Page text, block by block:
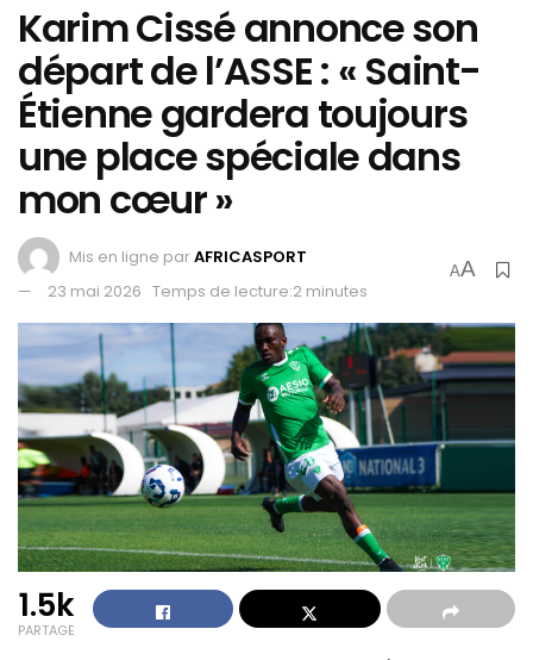
Karim Cissé annonce son
départ de l’ASSE : « Saint-
Étienne gardera toujours
une place spéciale dans
mon cœur »
Mis en ligne parAFRICASPORT
23 mai 2026 Temps de lecture:2 minutes
AA
1.5k
PARTAGE